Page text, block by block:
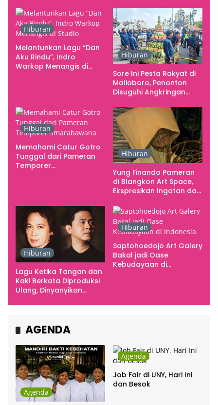
Yogyakarta sebagai
Pusat Pergerakan Seni
Rupa Indonesia
Hiburan
Melantunkan Lagu “Dan
Aku Rindu”, Indro
Warkop Menangis di
Hiburan
Sore Ini Pesta Rakyat di
Malioboro, Penonton
Disuguhi Angkringan
Hiburan
Memahami Catur Gotro
Tunggal dari Pameran
Temporer
Hiburan
Yung Finando Pameran
di Blangkon Art Space,
Ekspresikan Ingatan dan
Hiburan
Lagu Ketika Tangan dan
Kaki Berkata Diproduksi
Ulang, Dinyanyikan
Hiburan
Saptohoedojo Art Galery
Bakal jadi Oase
Kebudayaan di
AGENDA
Agenda
Agenda
Job Fair di UNY, Hari Ini
dan Besok